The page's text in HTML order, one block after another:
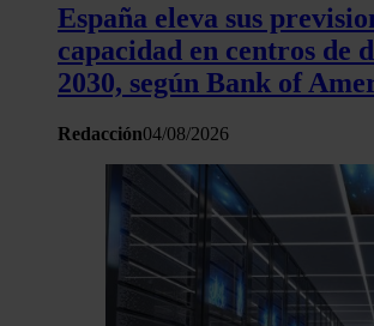
España eleva sus
capacidad en centros de
2030, según Bank of
Redacción04/08/2026